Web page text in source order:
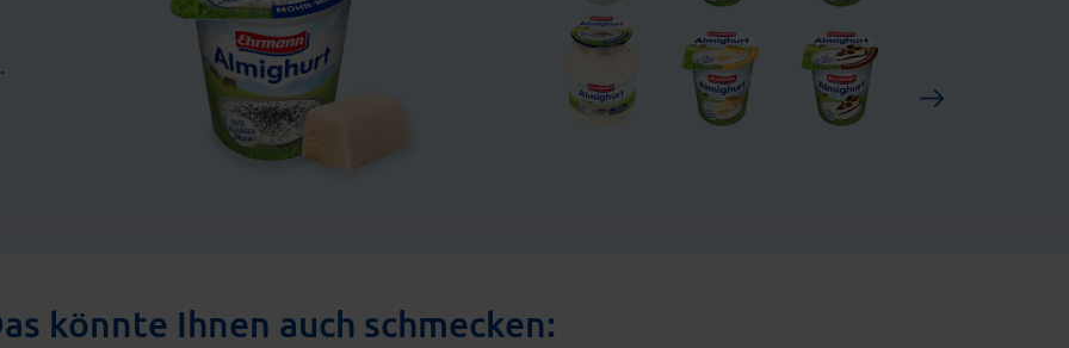
könnte Ihnen auch schmecken: